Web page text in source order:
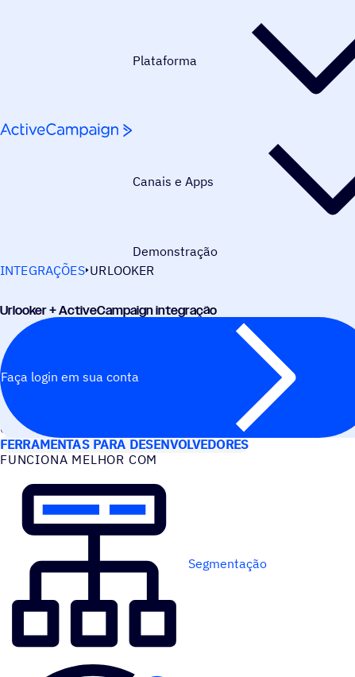
Plataforma
Canais e Apps
Demonstração
INTEGRAÇÕES URLOOKER
Urlooker + ActiveCampaign integração
Faça login em sua conta
CASOS DE USO
FERRAMENTAS PARA DESENVOLVEDORES
FUNCIONA MELHOR COM
Segmentação